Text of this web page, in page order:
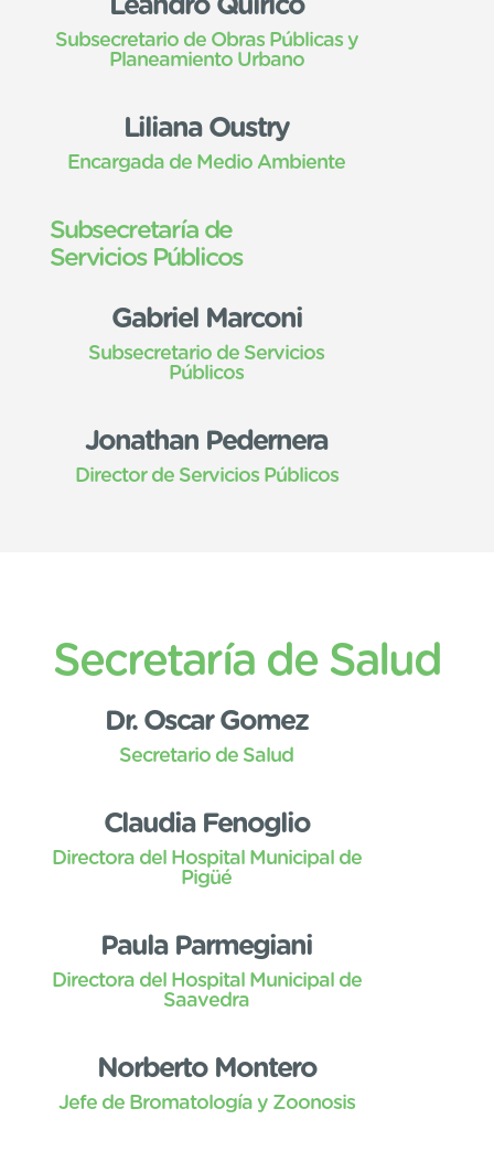
Leandro Quirico
Subsecretario de Obras Públicas y
Planeamiento Urbano
Liliana Oustry
Encargada de Medio Ambiente
Subsecretaría de
Servicios Públicos
Gabriel Marconi
Subsecretario de Servicios
Públicos
Jonathan Pedernera
Director de Servicios Públicos
Secretaría de Salud
Dr. Oscar Gomez
Secretario de Salud
Claudia Fenoglio
Directora del Hospital Municipal de
Pigüé
Paula Parmegiani
Directora del Hospital Municipal de
Saavedra
Norberto Montero
Jefe de Bromatología y Zoonosis